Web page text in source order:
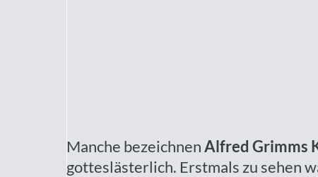
Manche bezeichnenAlfred Grimms
gotteslästerlich. Erstmals zu sehen